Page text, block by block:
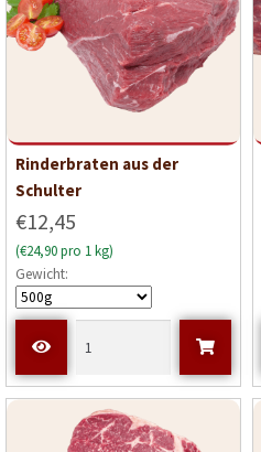
Rinderbraten aus der
Schulter
€12,45
(€24,90 pro 1 kg)
Gewicht: